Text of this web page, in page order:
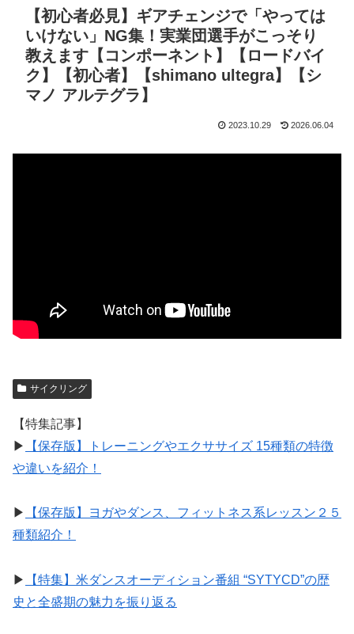
【初心者必見】ギアチェンジで「やっては
いけない」NG集！実業団選手がこっそり
教えます【コンポーネント】【ロードバイ
ク】【初心者】【shimano ultegra】【シ
マノ アルテグラ】
2023.10.29 2026.06.04
サイクリング
【特集記事】
▶︎
【保存版】トレーニングやエクササイズ 15種類の特徴
や違いを紹介！
▶︎
【保存版】ヨガやダンス、フィットネス系レッスン２５
種類紹介！
▶︎
【特集】米ダンスオーディション番組 “SYTYCD”の歴
史と全盛期の魅力を振り返る